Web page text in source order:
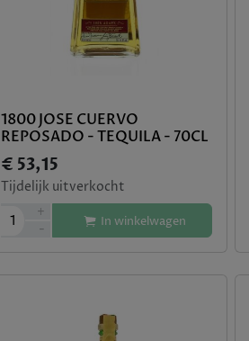
1800 JOSE CUERVO
REPOSADO - TEQUILA - 70CL
€ 53,15
Tijdelijk uitverkocht
1
+
-
In winkelwagen